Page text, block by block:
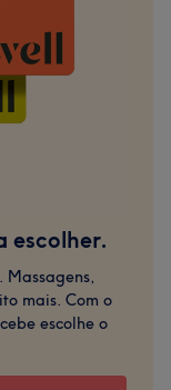
escolher.
mais. Com o
escolhe o